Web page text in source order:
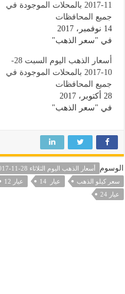
11-2017 بالمحلات الموجودة في
جميع المحافظات
14 نوفمبر، 2017
في "سعر الذهب"
أسعار الذهب اليوم السبت 28-
10-2017 بالمحلات الموجودة في
جميع المحافظات
28 أكتوبر، 2017
في "سعر الذهب"
الوسوم أسعار الذهب اليوم الثلاثاء 28-11-2017
سعر كيلو الذهب
عيار 14 عيار 12
عيار 24